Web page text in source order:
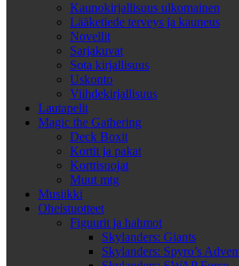
Kaunokirjallisuus ulkomainen
Lääketiede terveys ja kauneus
Novellit
Sarjakuvat
Sota kirjallisuus
Uskonto
Viihdekirjallisuus
Lautapelit
Magic the Gathering
Deck Boxit
Kortit ja pakat
Korttisuojat
Muut mtg
Musiikki
Oheistuotteet
Figuurit ja hahmot
Skylanders: Giants
Skylanders: Spyro’s